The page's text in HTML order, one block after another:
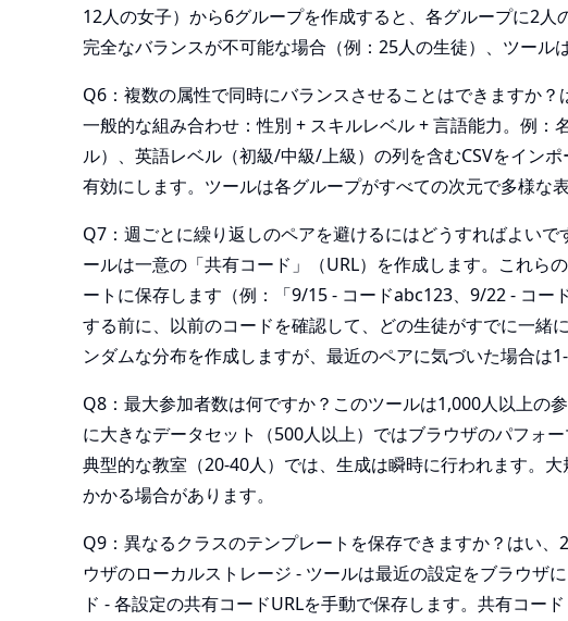
12人の女子）から6グループを作成すると、各グループに2人
完全なバランスが不可能な場合（例：25人の生徒）、ツール
Q6：複数の属性で同時にバランスさせることはできますか？
一般的な組み合わせ：性別 + スキルレベル + 言語能力。例：
ル）、英語レベル（初級/中級/上級）の列を含むCSVをイン
有効にします。ツールは各グループがすべての次元で多様な
Q7：週ごとに繰り返しのペアを避けるにはどうすればよい
ールは一意の「共有コード」（URL）を作成します。これら
ートに保存します（例：「9/15 - コードabc123、9/22 - コー
する前に、以前のコードを確認して、どの生徒がすでに一緒
ンダムな分布を作成しますが、最近のペアに気づいた場合は
Q8：最大参加者数は何ですか？このツールは1,000人以上の
に大きなデータセット（500人以上）ではブラウザのパフォ
典型的な教室（20-40人）では、生成は瞬時に行われます。
かかる場合があります。
Q9：異なるクラスのテンプレートを保存できますか？はい
ウザのローカルストレージ - ツールは最近の設定をブラウザ
ド - 各設定の共有コードURLを手動で保存します。共有コー